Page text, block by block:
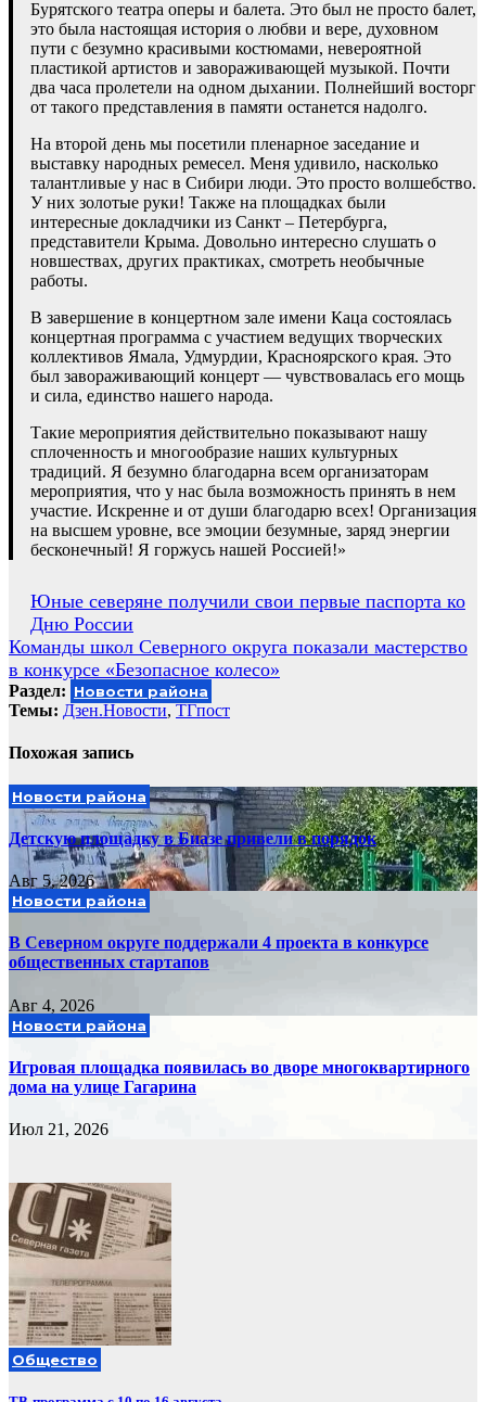
Бурятского театра оперы и балета. Это был не просто балет,
это была настоящая история о любви и вере, духовном
пути с безумно красивыми костюмами, невероятной
пластикой артистов и завораживающей музыкой. Почти
два часа пролетели на одном дыхании. Полнейший восторг
от такого представления в памяти останется надолго.
На второй день мы посетили пленарное заседание и
выставку народных ремесел. Меня удивило, насколько
талантливые у нас в Сибири люди. Это просто волшебство.
У них золотые руки! Также на площадках были
интересные докладчики из Санкт – Петербурга,
представители Крыма. Довольно интересно слушать о
новшествах, других практиках, смотреть необычные
работы.
В завершение в концертном зале имени Каца состоялась
концертная программа с участием ведущих творческих
коллективов Ямала, Удмурдии, Красноярского края. Это
был завораживающий концерт — чувствовалась его мощь
и сила, единство нашего народа.
Такие мероприятия действительно показывают нашу
сплоченность и многообразие наших культурных
традиций. Я безумно благодарна всем организаторам
мероприятия, что у нас была возможность принять в нем
участие. Искренне и от души благодарю всех! Организация
на высшем уровне, все эмоции безумные, заряд энергии
бесконечный! Я горжусь нашей Россией!»
Навигация
по
записям
Юные северяне получили свои первые паспорта ко
Дню России
Команды школ Северного округа показали мастерство
в конкурсе «Безопасное колесо»
Раздел: Новости района
Темы: Дзен.Новости, ТГпост
Похожая запись
Новости района
Детскую площадку в Биазе привели в порядок
Авг 5, 2026
Новости района
В Северном округе поддержали 4 проекта в конкурсе
общественных стартапов
Авг 4, 2026
Новости района
Игровая площадка появилась во дворе многоквартирного
дома на улице Гагарина
Июл 21, 2026
Общество